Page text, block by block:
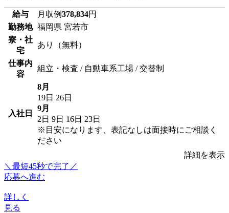
給与 月収例378,834円
勤務地 福岡県 宮若市
寮・社
宅
あり（無料）
仕事内
容
組立・検査 / 自動車系工場 / 交替制
入社日
8月
19日 26日
9月
2日 9日 16日 23日
※目安になります、表記なしは面接時にご相談く
ださい
詳細を表示
＼最短45秒で完了／
応募へ進む
詳しく
見る